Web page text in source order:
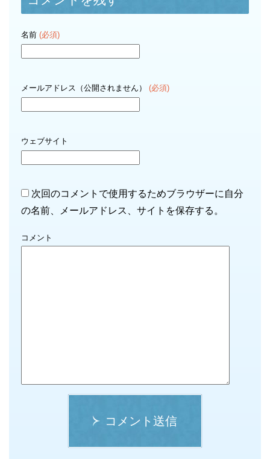
名前 (必須)
メールアドレス（公開されません） (必須)
ウェブサイト
次回のコメントで使用するためブラウザーに自分
の名前、メールアドレス、サイトを保存する。
コメント
コメント送信